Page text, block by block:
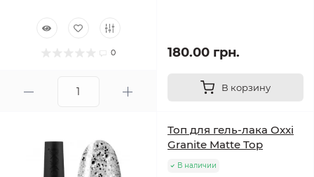
0 180.00 грн.
В корзину
Топ для гель-лака Oxxi
Granite Matte Top
В наличии